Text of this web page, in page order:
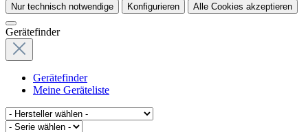
Nur technisch notwendige Konfigurieren Alle Cookies akzeptieren
Gerätefinder
Gerätefinder
Meine Geräteliste